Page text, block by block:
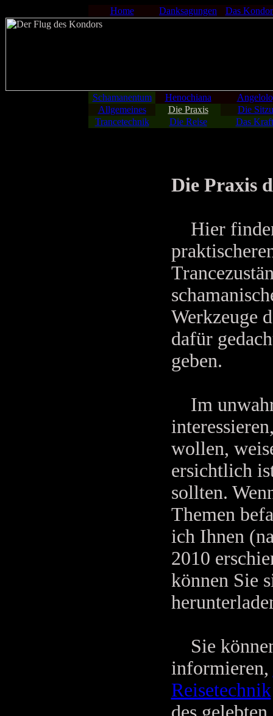
Home Danksagungen Das
Schamanentum Henochiana
Allgemeines
Die Praxis
Die
Trancetechnik
Die Reise Das
Die Praxis
Hier
Werkzeuge
dafür
geben.
Im
wollen,
ersichtlich
sollten.
Themen
ich Ihnen
2010
können Sie
Sie
informieren,
Reisetechnik